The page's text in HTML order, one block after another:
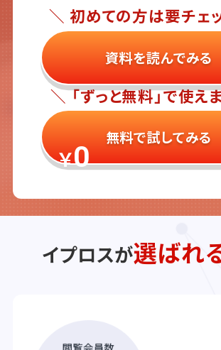
＼ 初めての方は要チェ
資料を読んでみる
＼ 「ずっと無料」で使え
￥0
無料で試してみる
イプロスが選ばれ